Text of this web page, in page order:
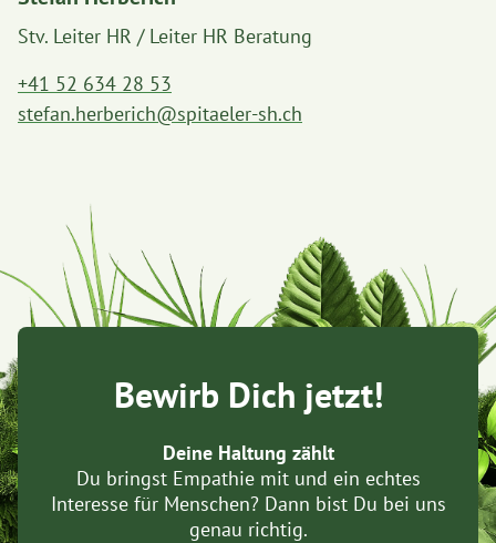
Stv. Leiter HR / Leiter HR Beratung
+41 52 634 28 53
stefan.herberich@spitaeler-sh.ch
Bewirb Dich jetzt!
Deine Haltung zählt
Du bringst Empathie mit und ein echtes
Interesse für Menschen? Dann bist Du bei uns
genau richtig.